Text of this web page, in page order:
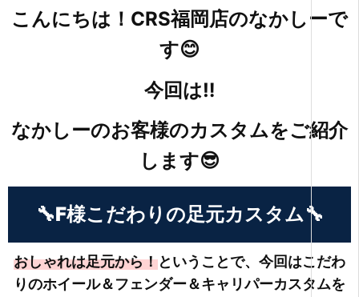
こんにちは！CRS福岡店のなかしーで
す😊
今回は‼
なかしーのお客様のカスタムをご紹介
します😎
🔧F様こだわりの足元カスタム🔧
おしゃれは足元から！ということで、今回はこだわ
りのホイール＆フェンダー＆キャリパーカスタムを